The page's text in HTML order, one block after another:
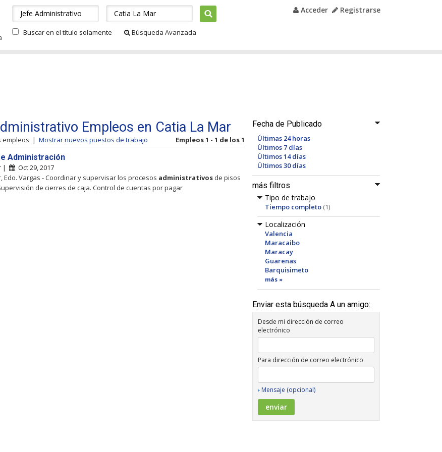
Acceder Registrarse
Buscar en el título solamente Búsqueda Avanzada
Fecha de Publicado
Últimas 24 horas
Últimos 7 días
Últimos 14 días
Últimos 30 días
más filtros
Tipo de trabajo
Tiempo completo (1)
Localización
Valencia
Maracaibo
Maracay
Guarenas
Barquisimeto
más »
Enviar esta búsqueda A un amigo:
Desde mi dirección de correo
electrónico
Para dirección de correo electrónico
Mensaje (opcional)
Empleos en Catia La Mar
empleos | Mostrar nuevos puestos de trabajo Empleos 1 - 1 de los 1
Administración
|
Oct 29, 2017
Edo. Vargas - Coordinar y supervisar los procesos administrativos de pisos
de cierres de caja. Control de cuentas por pagar